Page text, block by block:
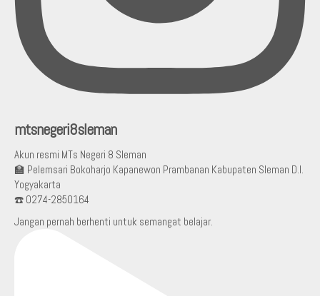
mtsnegeri8sleman
Akun resmi MTs Negeri 8 Sleman
🏫 Pelemsari Bokoharjo Kapanewon Prambanan Kabupaten Sleman D.I.
Yogyakarta
☎️ 0274-2850164
Jangan pernah berhenti untuk semangat belajar.